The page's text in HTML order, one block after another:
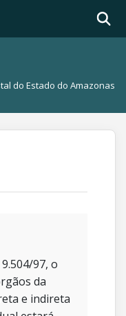
do Estado do Amazonas
97, o
da
e indireta